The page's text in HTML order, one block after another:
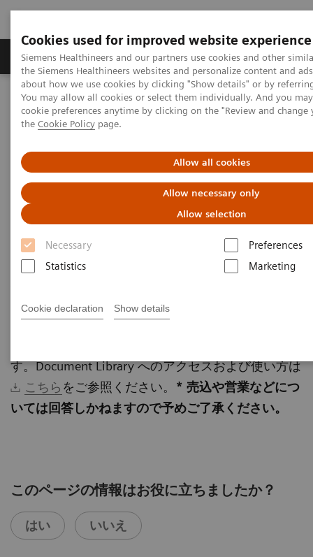
Cookies used for improved website experience
Siemens Healthineers and our partners use cookies and other
the Siemens Healthineers websites and personalize content and
about how we use cookies by clicking "Show details" or by
You may allow all cookies or select them individually. And you
cookie preferences anytime by clicking on the "Review and
the Cookie Policy page.
Allow all cookies
Allow necessary only
Allow selection
Necessary
Preferences
Statistics
Marketing
Cookie declaration Show details
製品＆サービス サポート情報 Insights
ホーム
お問い合わせのご案内
SDSや添付文書に関するお問い合わせ
SDSや添付文書に関するお問
い合わせ
このフォームは
試薬の安全データシート（SDS）、
医療機器の添付文書に関する専用のお問い合わせ入
は、
お問い合わせ案内ページ
窓口をご確認のうえお問い合わせください。SDS は
す。Document Library へのアクセスおよび使い方は
こちら をご参照ください。
* 売込や営業などにつ
いては回答しかねますので予めご了承ください。
このページの情報はお役に立ちましたか？
はい いいえ